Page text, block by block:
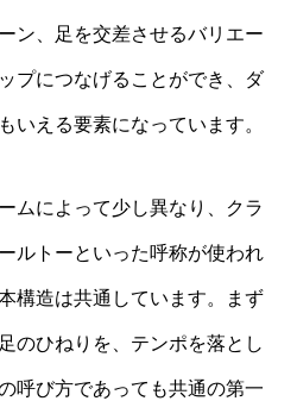
ン、足を交差させるバリエー
プにつなげることができ、ダ
いえる要素になっています。
ムによって少し異なり、クラ
ルトーといった呼称が使われ
構造は共通しています。まず
のひねりを、テンポを落とし
呼び方であっても共通の第一